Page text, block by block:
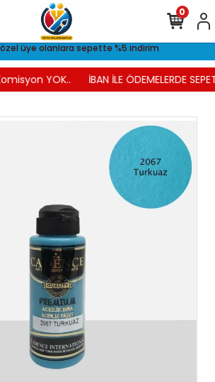
özel üye olanlara sepette %5 indirim
YOK.. İBAN İLE ÖDEMELERDE
0